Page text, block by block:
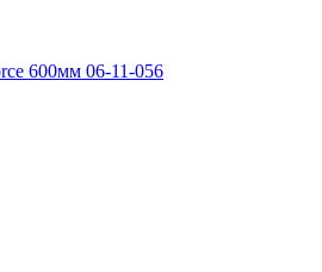
600мм 06-11-056